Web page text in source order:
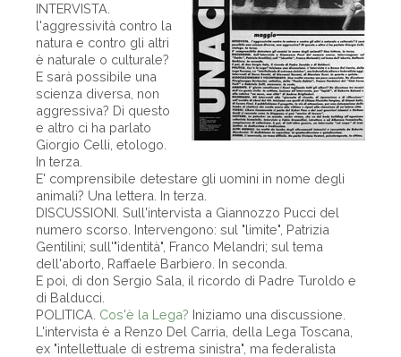
INTERVISTA.
l'aggressività contro la
natura e contro gli altri
è naturale o culturale?
E sarà possibile una
scienza diversa, non
aggressiva? Di questo
e altro ci ha parlato
Giorgio Celli, etologo.
In terza.
E' comprensibile detestare gli uomini in nome degli
animali? Una lettera. In terza.
DISCUSSIONI. Sull'intervista a Giannozzo Pucci del
numero scorso. Intervengono: sul "limite", Patrizia
Gentilini; sull'"identità", Franco Melandri; sul tema
dell'aborto, Raffaele Barbiero. In seconda.
E poi, di don Sergio Sala, il ricordo di Padre Turoldo e
di Balducci.
POLITICA. Cos'è la Lega? Iniziamo una discussione.
L'intervista è a Renzo Del Carria, della Lega Toscana,
ex "intellettuale di estrema sinistra", ma federalista